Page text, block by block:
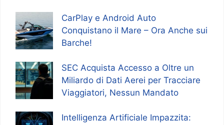
CarPlay e Android Auto
Conquistano il Mare – Ora Anche sui
Barche!
SEC Acquista Accesso a Oltre un
Miliardo di Dati Aerei per Tracciare
Viaggiatori, Nessun Mandato
Intelligenza Artificiale Impazzita: